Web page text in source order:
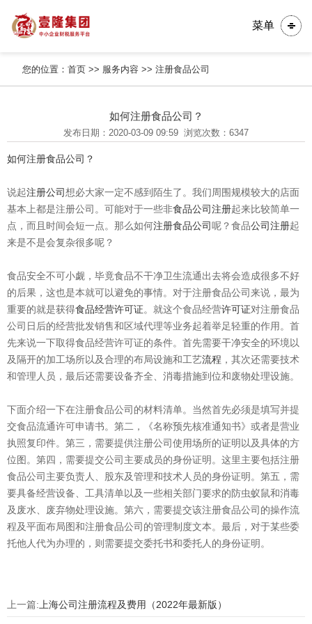
菜单
您的位置：首页 >> 服务内容 >>注册食品公司
如何注册食品公司？
发布日期：2020-03-09 09:59 浏览次数：6347
如何注册食品公司？
说起注册公司想必大家一定不感到陌生了。我们周围规模较大的店面
基本上都是注册公司。可能对于一些非食品公司注册起来比较简单一
点，而且时间会短一点。那么如何注册食品公司呢？食品公司注册起
来是不是会复杂很多呢？
食品安全不可小觑，毕竟食品不干净卫生流通出去将会造成很多不好
的后果，这也是本就可以避免的事情。对于注册食品公司来说，最为
重要的就是获得食品经营许可证。就这个食品经营许可证对注册食品
公司日后的经营批发销售和区域代理等业务起着举足轻重的作用。首
先来说一下取得食品经营许可证的条件。首先需要干净安全的环境以
及隔开的加工场所以及合理的布局设施和工艺流程 ，其次还需要技术
和管理人员，最后还需要设备齐全、消毒措施到位和废物处理设施。
下面介绍一下在注册食品公司的材料清单。当然首先必须是填写并提
交食品流通许可申请书。第二，《名称预先核准通知书》或者是营业
执照复印件。第三，需要提供注册公司使用场所的证明以及具体的方
位图。第四，需要提交公司主要成员的身份证明。这里主要包括注册
食品公司主要负责人、股东及管理和技术人员的身份证明。第五，需
要具备经营设备、工具清单以及一些相关部门要求的防虫蚁鼠和消毒
及废水、废弃物处理设施。第六，需要提交该注册食品公司的操作流
程及平面布局图和注册食品公司的管理制度文本。最后，对于某些委
托他人代为办理的，则需要提交委托书和委托人的身份证明。
上一篇: 上海公司注册流程及费用（2022年最新版）